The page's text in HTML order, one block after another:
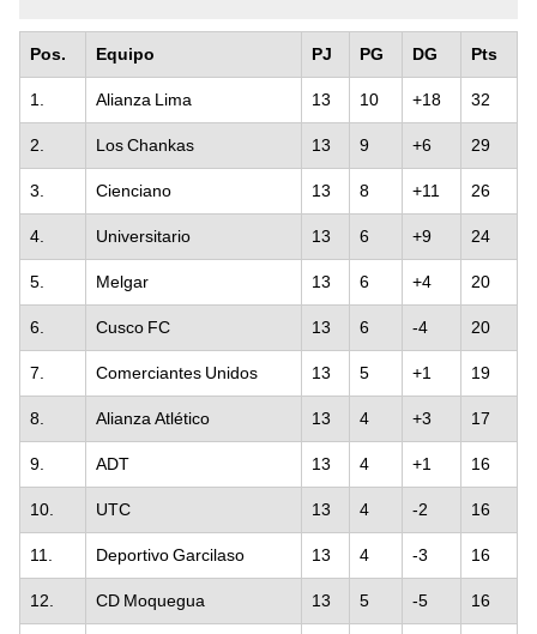
Pos. Equipo PJ PG DG Pts
1. Alianza Lima 13 10 +18 32
2. Los Chankas 13 9 +6 29
3. Cienciano 13 8 +11 26
4. Universitario 13 6 +9 24
5. Melgar 13 6 +4 20
6. Cusco FC 13 6 -4 20
7. Comerciantes Unidos 13 5 +1 19
8. Alianza Atlético 13 4 +3 17
9. ADT 13 4 +1 16
10. UTC 13 4 -2 16
11. Deportivo Garcilaso 13 4 -3 16
12. CD Moquegua 13 5 -5 16